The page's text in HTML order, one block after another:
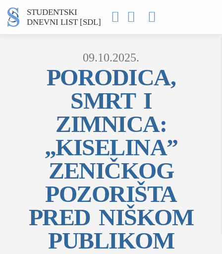
STUDENTSKI
DNEVNI LIST [SDL]
  
Type 2 or more characters for results.
MOJ SDL
prijava
SEKCIJE
društvo
kultura
09.10.2025.
PORODICA,
SMRT I
ZIMNICA:
„KISELINA”
ZENIČKOG
POZORIŠTA
PRED NIŠKOM
PUBLIKOM